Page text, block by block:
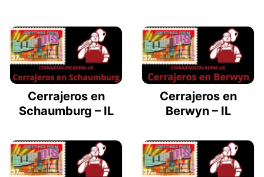
Cerrajeros en
Schaumburg – IL
Cerrajeros en
Berwyn – IL